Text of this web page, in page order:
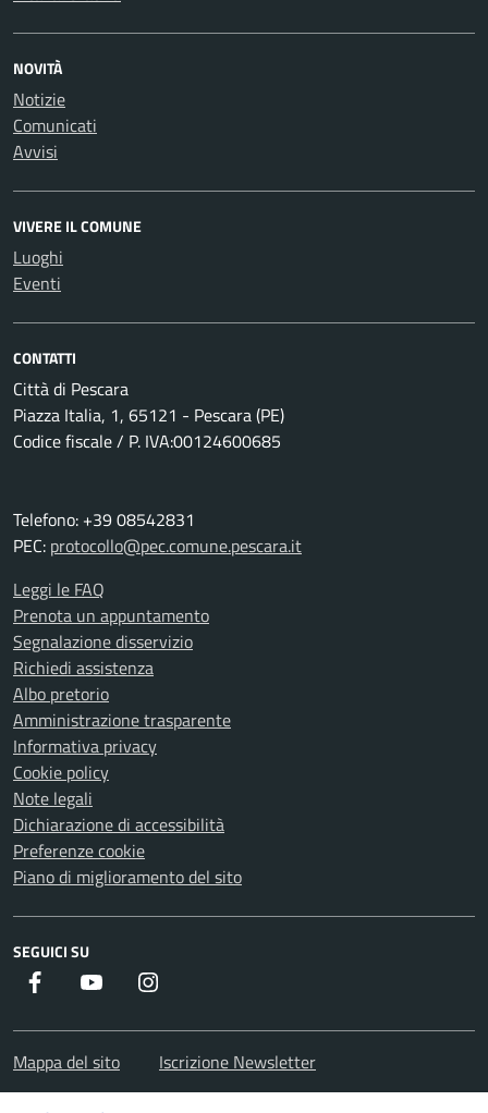
NOVITÀ
Notizie
Comunicati
Avvisi
VIVERE IL COMUNE
Luoghi
Eventi
CONTATTI
Città di Pescara
Piazza Italia, 1, 65121 - Pescara (PE)
Codice fiscale / P. IVA:00124600685
Telefono: +39 08542831
PEC: protocollo@pec.comune.pescara.it
Leggi le FAQ
Prenota un appuntamento
Segnalazione disservizio
Richiedi assistenza
Albo pretorio
Amministrazione trasparente
Informativa privacy
Cookie policy
Note legali
Dichiarazione di accessibilità
Preferenze cookie
Piano di miglioramento del sito
SEGUICI SU
Facebook Youtube
Mappa del sito Iscrizione Newsletter